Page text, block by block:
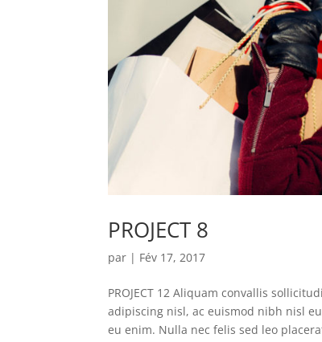
PROJECT 8
par | Fév 17, 2017
PROJECT 12 Aliquam convallis
adipiscing nisl, ac euismod nibh nisl
eu enim. Nulla nec felis sed leo